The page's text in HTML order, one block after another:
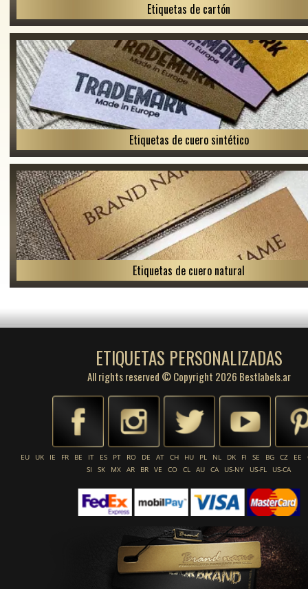
Etiquetas de cartón
Etiquetas de cuero sintético
Etiquetas de cuero natural
ETIQUETAS PERSONALIZADAS
All rights reserved © Copyright 2026 Bestlabels.ar
EU UK IE FR BE IT ES PT RO DE AT CH HU PL NL DK FI SE BG CZ EE
SI
SK MX AR BR VE CO CL AU CA US-NY US-FL US-CA